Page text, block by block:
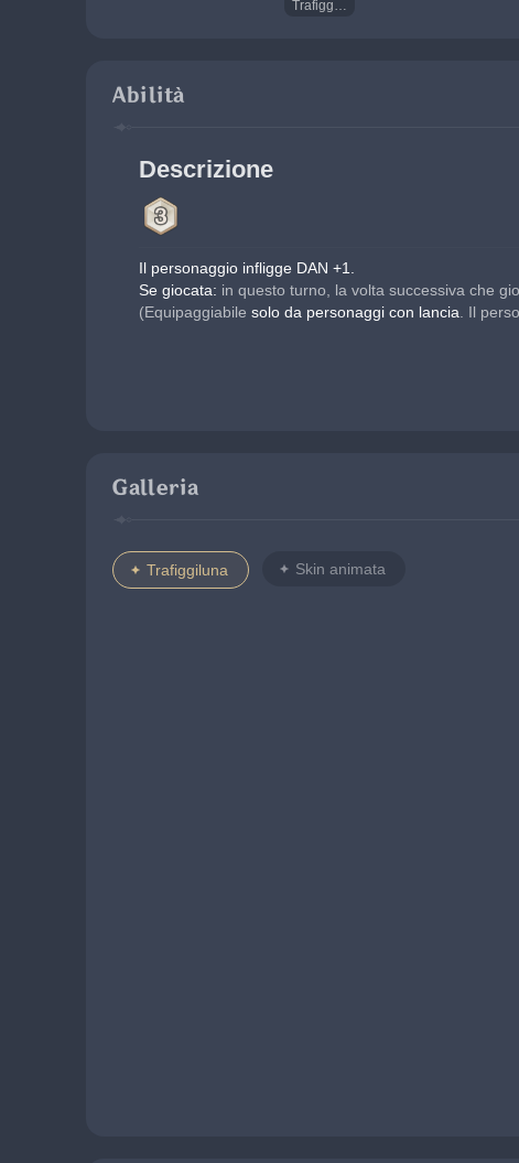
Trafiggiluna
Abilità
Descrizione
Il personaggio infligge DAN +1.
Se giocata: in questo turno, la volta successiva che
(Equipaggiabile solo da personaggi con lancia . Il
Galleria
Trafiggiluna Skin animata